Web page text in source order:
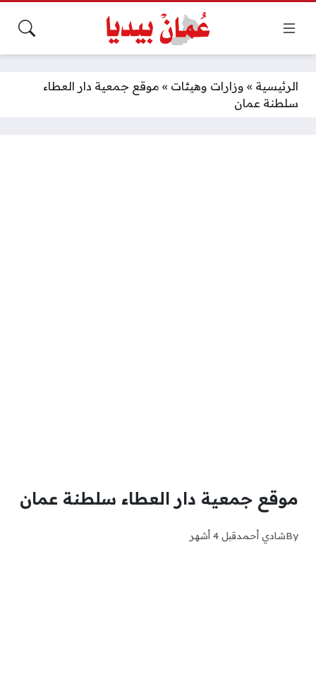
الرئيسية » وزارات وهيئات » موقع جمعية دار العطاء
سلطنة عمان
موقع جمعية دار العطاء سلطنة عمان
Byشادي أحمدقبل 4 أشهر